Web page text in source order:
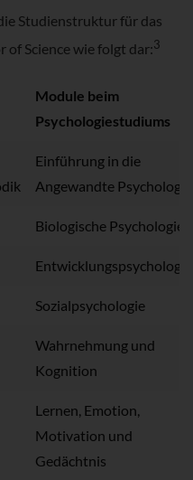
Studienstruktur für das
of Science wie folgt dar:3
Module beim
Psychologiestudiums
Einführung in die
Angewandte Psychologie
Biologische Psychologie
Entwicklungspsychologie
Sozialpsychologie
Wahrnehmung und
Kognition
Lernen, Emotion,
Motivation und
Gedächtnis